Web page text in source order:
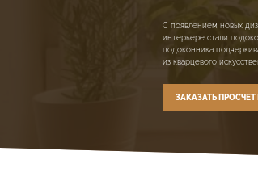
С появлением новых
интерьере стали
подоконника
из кварцевого
ЗАКАЗАТЬ